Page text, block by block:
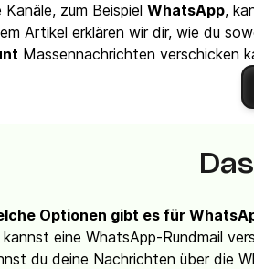
Kanäle, zum Beispiel WhatsApp,
Artikel erklären wir dir, wie du
Massennachrichten verschicken
Optionen gibt es für
kannst eine WhatsApp-Rundmail
du deine Nachrichten über die